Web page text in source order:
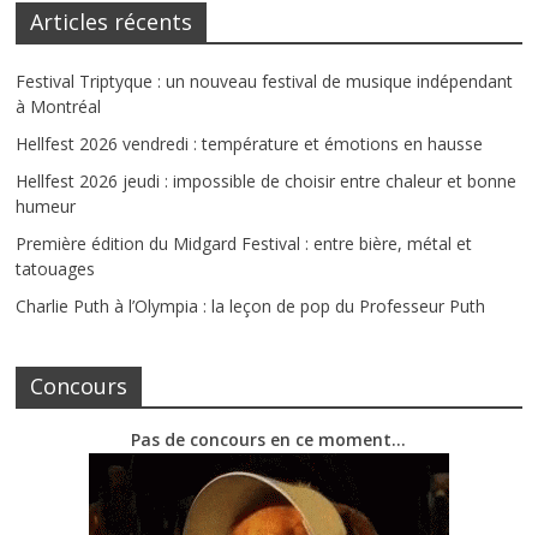
Articles récents
Festival Triptyque : un nouveau festival de musique indépendant
à Montréal
Hellfest 2026 vendredi : température et émotions en hausse
Hellfest 2026 jeudi : impossible de choisir entre chaleur et bonne
humeur
Première édition du Midgard Festival : entre bière, métal et
tatouages
Charlie Puth à l’Olympia : la leçon de pop du Professeur Puth
Concours
Pas de concours en ce moment…